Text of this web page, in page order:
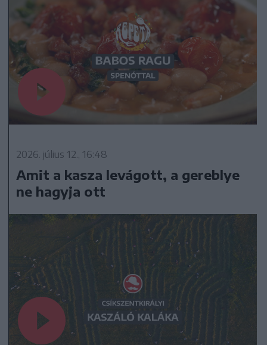
2026. július 12., 16:48
Amit a kasza levágott, a gereblye
ne hagyja ott